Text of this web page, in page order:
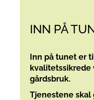
INN PÅ
Inn på tunet er
kvalitetssikrede
gårdsbruk.
Tjenestene